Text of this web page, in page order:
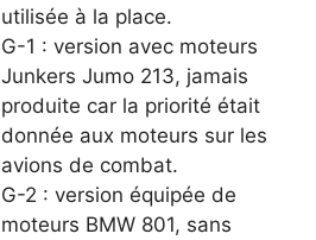
utilisée à la place.
G-1 : version avec moteurs
Junkers Jumo 213, jamais
produite car la priorité était
donnée aux moteurs sur les
avions de combat.
G-2 : version équipée de
moteurs BMW 801, sans